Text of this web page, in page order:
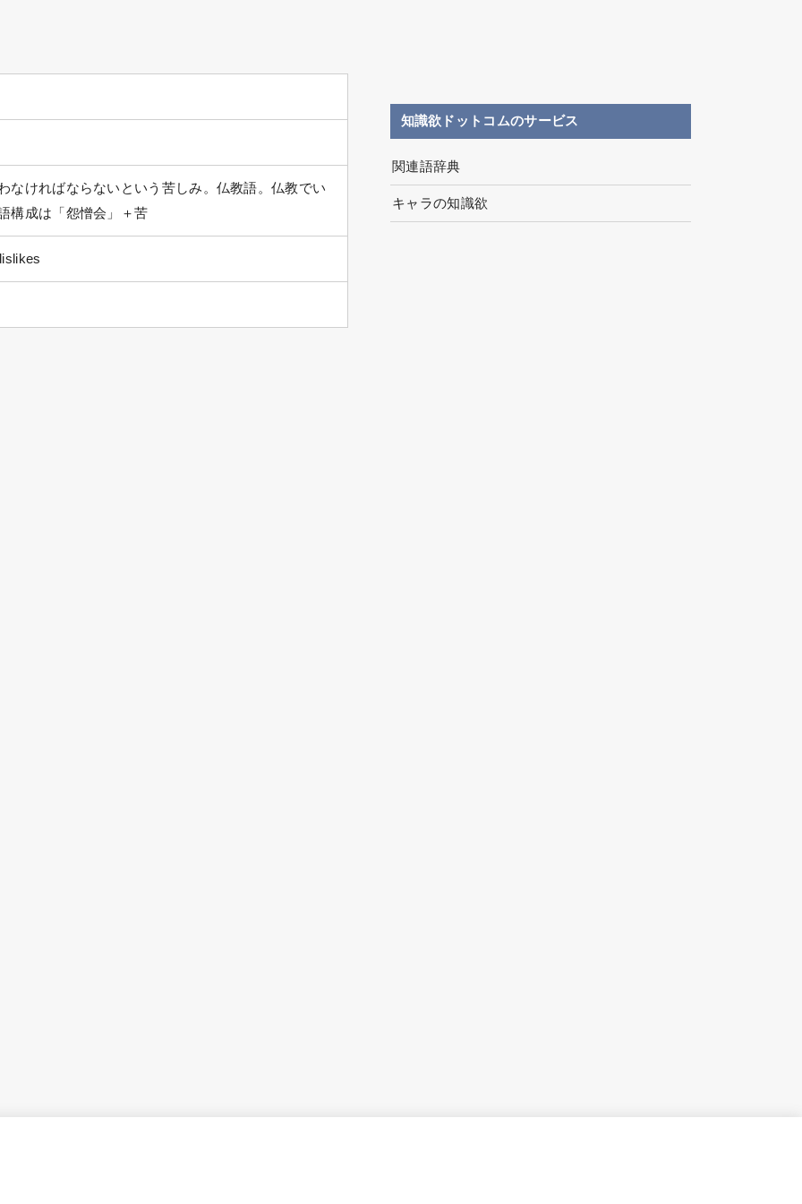
なければならないという苦しみ。仏教語。仏教でい
構成は「怨憎会」＋苦
知識欲ドットコムのサービス
関連語辞典
キャラの知識欲